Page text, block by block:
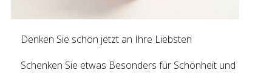
Denken Sie schon jetzt an Ihre Liebsten
Schenken Sie etwas Besonders für Schönheit und